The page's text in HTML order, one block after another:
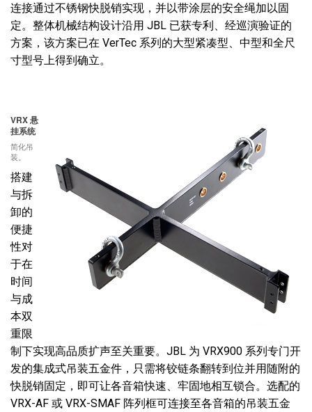
连接通过不锈钢快脱销实现，并以带涂层的安全绳加以固
定。整体机械结构设计沿用 JBL 已获专利、经巡演验证的
方案，该方案已在 VerTec 系列的大型紧凑型、中型和全尺
寸型号上得到确立。
VRX 悬
挂系统
简化吊
装。
搭建
与拆
卸的
便捷
性对
于在
时间
与成
本双
重限
制下实现高品质扩声至关重要。JBL 为 VRX900 系列专门开
发的集成式吊装五金件，只需将铰链条翻转到位并用随附的
快脱销固定，即可让各音箱快速、牢固地相互锁合。选配的
VRX-AF 或 VRX-SMAF 阵列框可连接至各音箱的吊装五金